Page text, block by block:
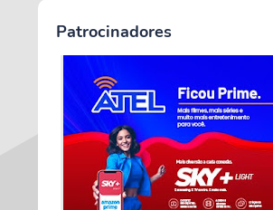
Patrocinadores